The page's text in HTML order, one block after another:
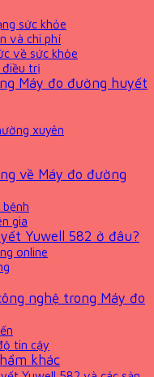
sức khỏe
và chi phí
về sức khỏe
trị
Máy đo đường huyết
xuyên
về Máy đo đường
gia
Yuwell 582 ở đâu?
online
nghệ trong Máy đo
tin cậy
khác